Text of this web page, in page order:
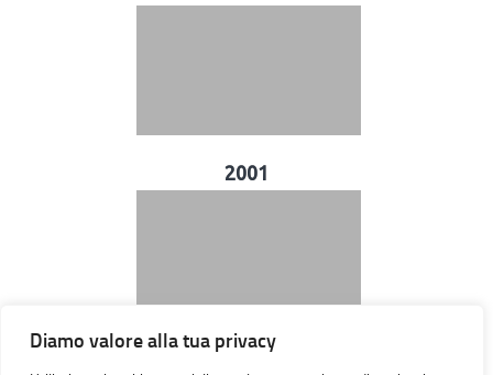
Diamo valore alla tua privacy
2001